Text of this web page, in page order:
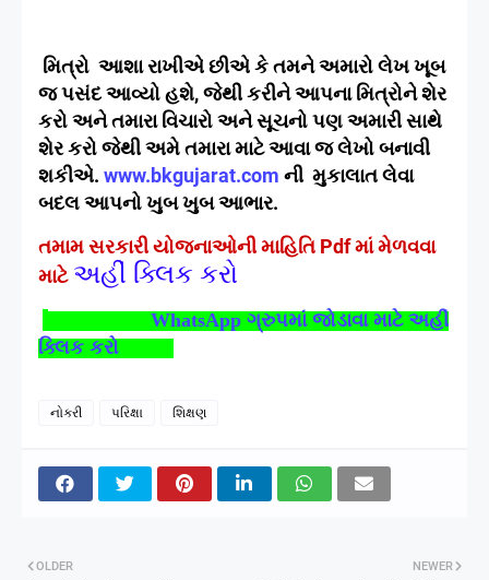
મિત્રો આશા રાખીએ છીએ કે તમને અમારો લેખ ખૂબ
જ પસંદ આવ્યો હશે, જેથી કરીને આપના મિત્રોને શેર
કરો અને તમારા વિચારો અને સૂચનો પણ અમારી સાથે
શેર કરો જેથી અમે તમારા માટે આવા જ લેખો બનાવી
શકીએ. www.bkgujarat.com ની મુકાલાત લેવા
બદલ આપનો ખુબ ખુબ આભાર.
તમામ સરકારી યોજનાઓની માહિતિ Pdf માં મેળવવા
માટે અહીં ક્લિક કરો
WhatsApp ગ્રુપમાં જોડાવા માટે અહીં
ક્લિક કરો
નોકરી પરિક્ષા શિક્ષણ
NEWER
OLDER